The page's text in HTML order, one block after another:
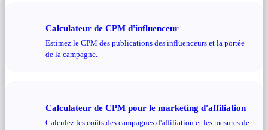
Calculateur de CPM d'influenceur
Estimez le CPM des publications des influenceurs et la portée
de la campagne.
Calculateur de CPM pour le marketing d'affiliation
Calculez les coûts des campagnes d'affiliation et les mesures de